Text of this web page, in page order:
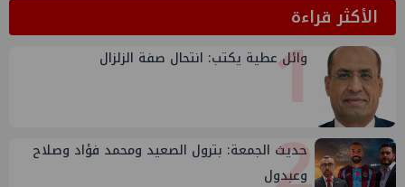
الأكثر قراءة1
وائل عطية يكتب: انتحال صفة الزلزال
حديث الجمعة: بترول الصعيد ومحمد فؤاد وصلاح
وعبدول